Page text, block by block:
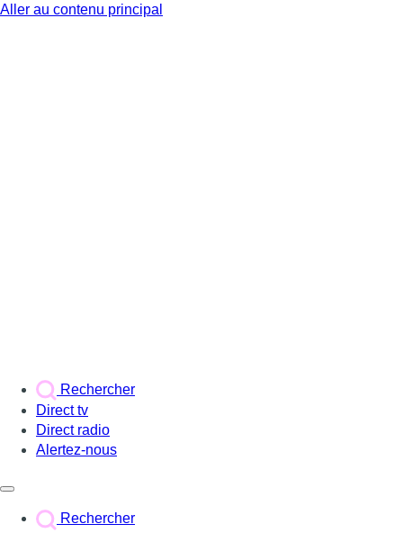
Aller au contenu principal
Rechercher
Direct tv
Direct radio
Alertez-nous
Rechercher